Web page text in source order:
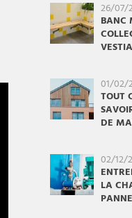
26/07/
BANC
01/02/
TOUT
DE
02/12/
LA